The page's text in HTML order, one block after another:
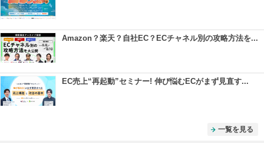
Amazon？楽天？自社EC？ECチャネル別の攻略方法を...
EC売上“再起動”セミナー! 伸び悩むECがまず見直す...
一覧を見る